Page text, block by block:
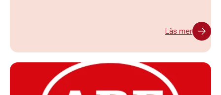
Läs mer